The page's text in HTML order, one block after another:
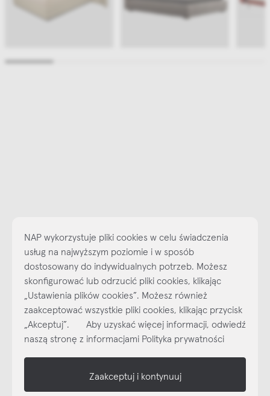
Najlepsze inspiracje i promocje na wyciągnięcie ręki, zapisz się już
dzisiaj do naszego cyklicznego newslettera!
SubskrybujNEWSLETTER
NAP wykorzystuje pliki cookies w celu świadczenia
usług na najwyższym poziomie i w sposób
dostosowany do indywidualnych potrzeb. Możesz
skonfigurować lub odrzucić pliki cookies, klikając
„Ustawienia plików cookies”. Możesz również
zaakceptować wszystkie pliki cookies, klikając przycisk
„Akceptuj”. Aby uzyskać więcej informacji, odwiedź
naszą stronę z informacjami Polityka prywatności
Zaakceptuj i kontynuuj